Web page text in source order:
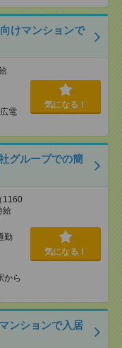
けマンションで
広電
気になる！
グループでの簡
1160
給
勤
から
気になる！
ンションで入居